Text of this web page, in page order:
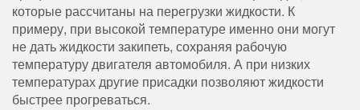
которые рассчитаны на перегрузки жидкости. К
примеру, при высокой температуре именно они могут
не дать жидкости закипеть, сохраняя рабочую
температуру двигателя автомобиля. А при низких
температурах другие присадки позволяют жидкости
быстрее прогреваться.